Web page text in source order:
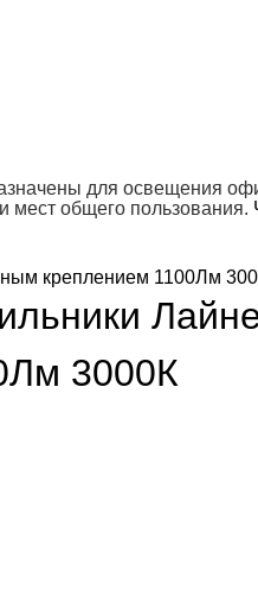
для освещения
мест общего пользования.
3000К